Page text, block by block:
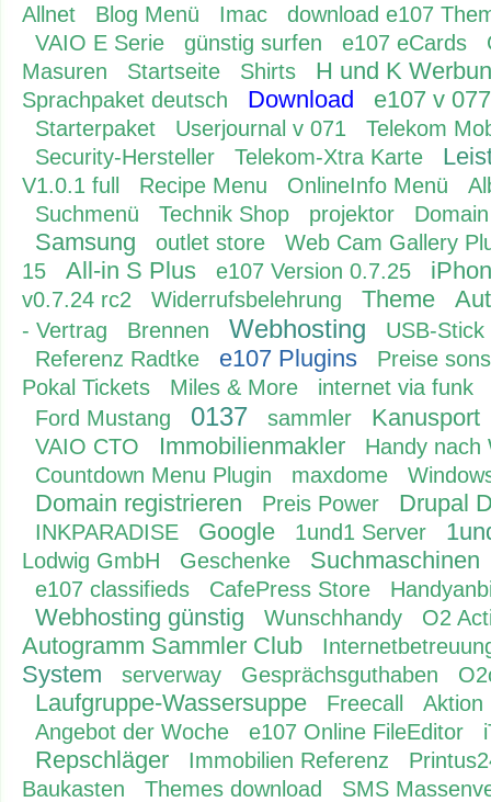
Allnet
Blog Menü Imac
download e107
VAIO E Serie
günstig surfen e107 eCards
Masuren
Startseite Shirts H und K
Sprachpaket deutsch Download e107 v 077
Starterpaket Userjournal v 071
Telekom
Security-Hersteller
Telekom-Xtra Karte
V1.0.1 full Recipe Menu OnlineInfo Menü
Suchmenü
Technik Shop projektor
Samsung outlet store
Web Cam Gallery
15
All-in S Plus e107 Version 0.7.25
v0.7.24 rc2 Widerrufsbelehrung Theme
- Vertrag Brennen Webhosting
USB-Stick
Referenz Radtke
e107 Plugins
Preise
Pokal Tickets
Miles & More
internet via funk
Ford Mustang
0137 sammler Kanusport
VAIO CTO Immobilienmakler
Handy nach
Countdown Menu Plugin
maxdome
Domain registrieren Preis Power Drupal
INKPARADISE Google 1und1 Server
Lodwig GmbH Geschenke Suchmaschinen
e107 classifieds CafePress Store
Webhosting günstig Wunschhandy O2
Autogramm Sammler Club
System serverway Gesprächsguthaben
Laufgruppe-Wassersuppe Freecall
Aktion
Angebot der Woche
e107 Online FileEditor
Repschläger Immobilien Referenz
Baukasten
Themes download SMS